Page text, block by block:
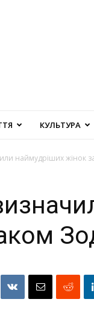
КУЛЬТУРА
наймудріших жінок